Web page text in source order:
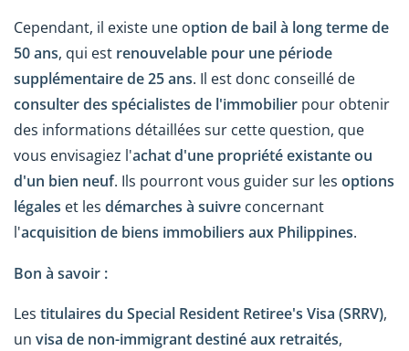
Cependant, il existe une option de bail à long terme de
50 ans, qui est renouvelable pour une période
supplémentaire de 25 ans. Il est donc conseillé de
consulter des spécialistes de l'immobilier pour obtenir
des informations détaillées sur cette question, que
vous envisagiez l'achat d'une propriété existante ou
d'un bien neuf. Ils pourront vous guider sur les options
légales et les démarches à suivre concernant
l'acquisition de biens immobiliers aux Philippines.
Bon à savoir :
Les titulaires du Special Resident Retiree's Visa (SRRV),
un visa de non-immigrant destiné aux retraités,